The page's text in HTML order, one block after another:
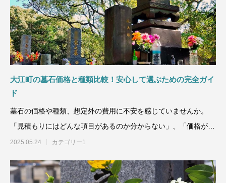
大江町の墓石価格と種類比較！安心して選ぶための完全ガイ
ド
墓石の価格や種類、想定外の費用に不安を感じていませんか。
「見積もりにはどんな項目があるのか分からない」、「価格が不
透明で比較
2025.05.24 カテゴリー1